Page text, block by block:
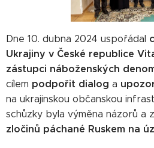
Dne 10. dubna 2024 uspořádal
Ukrajiny v České republice
zástupci náboženských
cílem podpořit dialog a
na ukrajinskou občanskou
schůzky byla výměna názorů a
zločinů páchané Ruskem na